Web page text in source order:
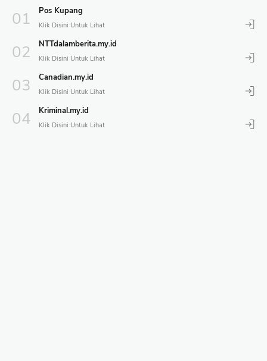
Pos Kupang
NTTdalamberita.my.id
Canadian.my.id
Kriminal.my.id